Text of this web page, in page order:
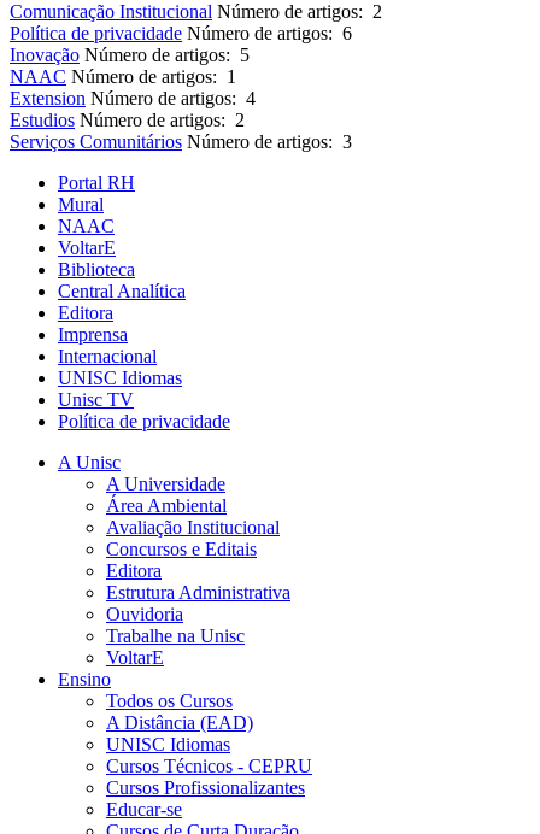
Comunicação Institucional Número de artigos: 2
Política de privacidade Número de artigos: 6
Inovação Número de artigos: 5
NAAC Número de artigos: 1
Extension Número de artigos: 4
Estudios Número de artigos: 2
Serviços Comunitários Número de artigos: 3
Portal RH
Mural
NAAC
VoltarE
Biblioteca
Central Analítica
Editora
Imprensa
Internacional
UNISC Idiomas
Unisc TV
Política de privacidade
A Unisc
A Universidade
Área Ambiental
Avaliação Institucional
Concursos e Editais
Editora
Estrutura Administrativa
Ouvidoria
Trabalhe na Unisc
VoltarE
Ensino
Todos os Cursos
A Distância (EAD)
UNISC Idiomas
Cursos Técnicos - CEPRU
Cursos Profissionalizantes
Educar-se